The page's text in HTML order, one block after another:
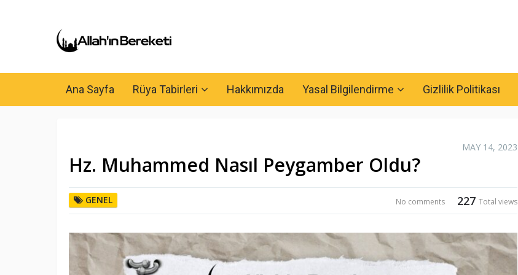
Ana Sayfa Rüya Tabirleri Hakkımızda Yasal Bilgilendirme Gizlilik Politikası
MAY 14, 2023
Hz. Muhammed Nasıl Peygamber Oldu?
GENEL 227 Total views
No comments